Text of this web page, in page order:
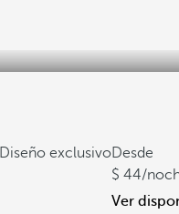
Diseño exclusivoDesde
44/
Ver